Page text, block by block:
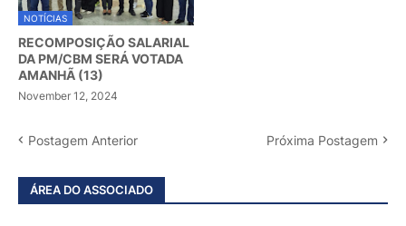
NOTÍCIAS
RECOMPOSIÇÃO SALARIAL
DA PM/CBM SERÁ VOTADA
AMANHÃ (13)
November 12, 2024
Postagem Anterior Próxima Postagem
ÁREA DO ASSOCIADO